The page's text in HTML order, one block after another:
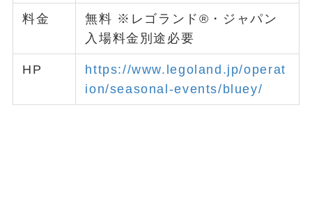
料金
無料 ※レゴランド®・ジャパン
入場料金別途必要
HP
https://www.legoland.jp/operat
ion/seasonal-events/bluey/